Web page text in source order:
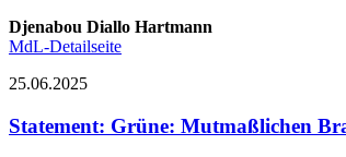
Djenabou Diallo Hartmann
MdL-Detailseite
25.06.2025
Statement: Grüne: Mutmaßlichen